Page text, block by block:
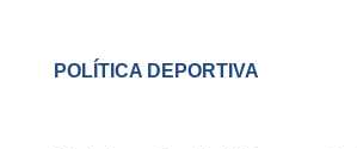
POLÍTICA DEPORTIVA